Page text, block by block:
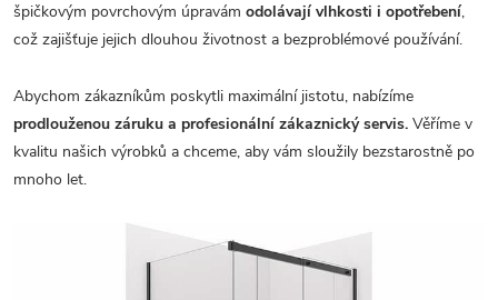
špičkovým povrchovým úpravám odolávají vlhkosti i opotřebení,
což zajišťuje jejich dlouhou životnost a bezproblémové používání.
Abychom zákazníkům poskytli maximální jistotu, nabízíme
prodlouženou záruku a profesionální zákaznický servis. Věříme v
kvalitu našich výrobků a chceme, aby vám sloužily bezstarostně po
mnoho let.